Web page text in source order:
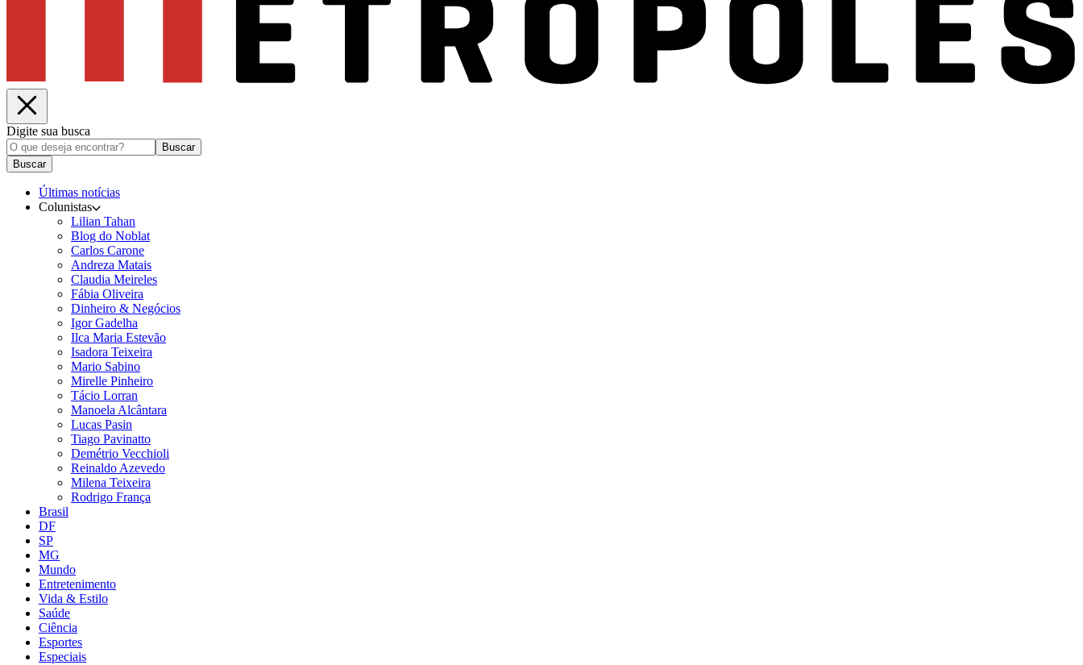
Digite sua busca
Buscar
Buscar
Últimas notícias
Colunistas
Lilian Tahan
Blog do Noblat
Carlos Carone
Andreza Matais
Claudia Meireles
Fábia Oliveira
Dinheiro & Negócios
Igor Gadelha
Ilca Maria Estevão
Isadora Teixeira
Mario Sabino
Mirelle Pinheiro
Tácio Lorran
Manoela Alcântara
Lucas Pasin
Tiago Pavinatto
Demétrio Vecchioli
Reinaldo Azevedo
Milena Teixeira
Rodrigo França
Brasil
DF
SP
MG
Mundo
Entretenimento
Vida & Estilo
Saúde
Ciência
Esportes
Especiais